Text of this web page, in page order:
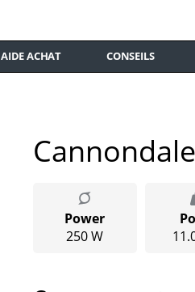
AIDE ACHAT CONSEILS
Power
250 W